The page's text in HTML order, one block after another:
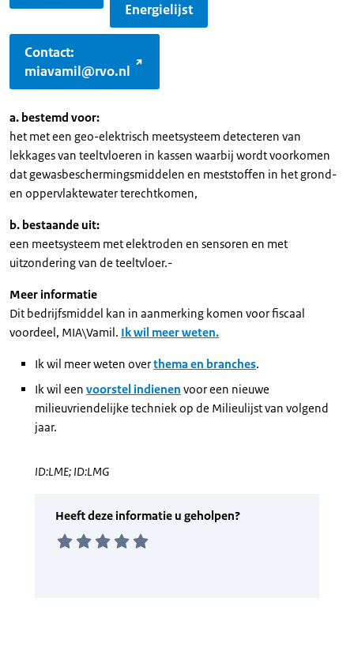
Energielijst
Contact:
miavamil@rvo.nl
a. bestemd voor:
het met een geo-elektrisch meetsysteem detecteren van
lekkages van teeltvloeren in kassen waarbij wordt voorkomen
dat gewasbeschermingsmiddelen en meststoffen in het grond-
en oppervlaktewater terechtkomen,
b. bestaande uit:
een meetsysteem met elektroden en sensoren en met
uitzondering van de teeltvloer.-
Meer informatie
Dit bedrijfsmiddel kan in aanmerking komen voor fiscaal
voordeel, MIA\Vamil. Ik wil meer weten.
Ik wil meer weten overthema en branches.
Ik wil een voorstel indienen voor een nieuwe
milieuvriendelijke techniek op de Milieulijst van volgend
jaar.
ID:LME; ID:LMG